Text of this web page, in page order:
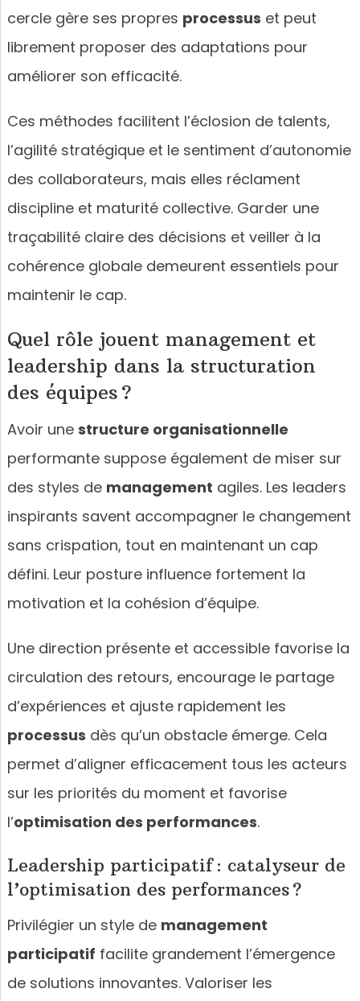
cercle gère ses propres processus et peut
librement proposer des adaptations pour
améliorer son efficacité.
Ces méthodes facilitent l’éclosion de talents,
l’agilité stratégique et le sentiment d’autonomie
des collaborateurs, mais elles réclament
discipline et maturité collective. Garder une
traçabilité claire des décisions et veiller à la
cohérence globale demeurent essentiels pour
maintenir le cap.
Quel rôle jouent management et
leadership dans la structuration
des équipes ?
Avoir une structure organisationnelle
performante suppose également de miser sur
des styles de management agiles. Les leaders
inspirants savent accompagner le changement
sans crispation, tout en maintenant un cap
défini. Leur posture influence fortement la
motivation et la cohésion d’équipe.
Une direction présente et accessible favorise la
circulation des retours, encourage le partage
d’expériences et ajuste rapidement les
processus dès qu’un obstacle émerge. Cela
permet d’aligner efficacement tous les acteurs
sur les priorités du moment et favorise
l’optimisation des performances.
Leadership participatif : catalyseur de
l’optimisation des performances ?
Privilégier un style de management
participatif facilite grandement l’émergence
de solutions innovantes. Valoriser les